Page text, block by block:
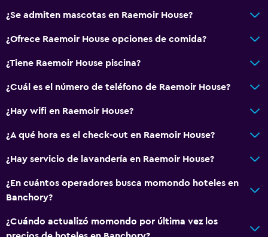
¿Se admiten mascotas en Raemoir House?
¿Ofrece Raemoir House opciones de comida?
¿Tiene Raemoir House piscina?
¿Cuál es el número de teléfono de Raemoir House?
¿Hay wifi en Raemoir House?
¿A qué hora es el check-out en Raemoir House?
¿Hay servicio de lavandería en Raemoir House?
¿En cuántos operadores busca momondo hoteles en
Banchory?
¿Cuándo actualizó momondo por última vez los